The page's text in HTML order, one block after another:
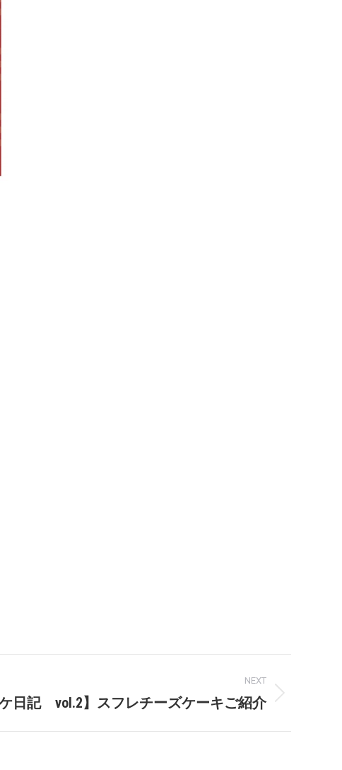
NEXT
ケ日記 vol.2】スフレチーズケーキご紹介